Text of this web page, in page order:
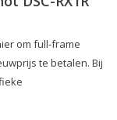
om full-frame
te betalen. Bij